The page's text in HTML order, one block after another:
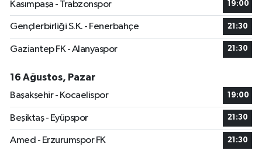
Kasımpaşa - Trabzonspor 19:00
Gençlerbirliği S.K. - Fenerbahçe 21:30
Gaziantep FK - Alanyaspor 21:30
16 Ağustos, Pazar
Başakşehir - Kocaelispor
19:00
Beşiktaş - Eyüpspor 21:30
Amed - Erzurumspor FK 21:30